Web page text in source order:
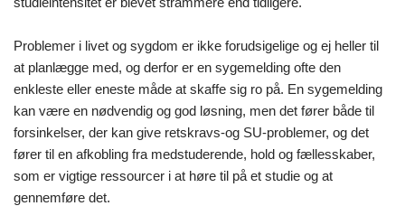
Problemer i livet og sygdom er ikke forudsigelige og ej heller til
at planlægge med, og derfor er en sygemelding ofte den
enkleste eller eneste måde at skaffe sig ro på. En sygemelding
kan være en nødvendig og god løsning, men det fører både til
forsinkelser, der kan give retskravs-og SU-problemer, og det
fører til en afkobling fra medstuderende, hold og fællesskaber,
som er vigtige ressourcer i at høre til på et studie og at
gennemføre det.